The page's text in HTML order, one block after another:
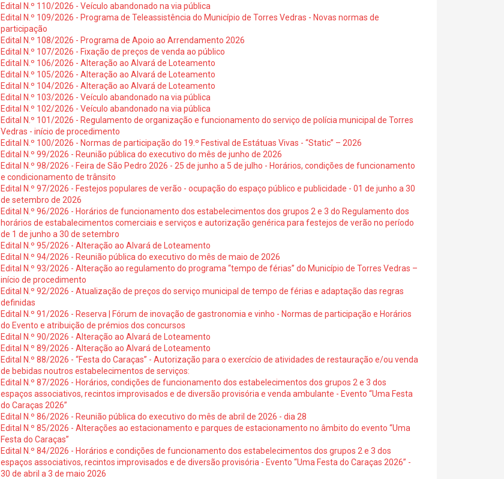
Edital N.º 110/2026 - Veículo abandonado na via pública
Edital N.º 109/2026 - Programa de Teleassistência do Município de Torres Vedras - Novas normas de
participação
Edital N.º 108/2026 - Programa de Apoio ao Arrendamento 2026
Edital N.º 107/2026 - Fixação de preços de venda ao público
Edital N.º 106/2026 - Alteração ao Alvará de Loteamento
Edital N.º 105/2026 - Alteração ao Alvará de Loteamento
Edital N.º 104/2026 - Alteração ao Alvará de Loteamento
Edital N.º 103/2026 - Veículo abandonado na via pública
Edital N.º 102/2026 - Veículo abandonado na via pública
Edital N.º 101/2026 - Regulamento de organização e funcionamento do serviço de polícia municipal de Torres
Vedras - início de procedimento
Edital N.º 100/2026 - Normas de participação do 19.º Festival de Estátuas Vivas - “Static” – 2026
Edital N.º 99/2026 - Reunião pública do executivo do mês de junho de 2026
Edital N.º 98/2026 - Feira de São Pedro 2026 - 25 de junho a 5 de julho - Horários, condições de funcionamento
e condicionamento de trânsito
Edital N.º 97/2026 - Festejos populares de verão - ocupação do espaço público e publicidade - 01 de junho a 30
de setembro de 2026
Edital N.º 96/2026 - Horários de funcionamento dos estabelecimentos dos grupos 2 e 3 do Regulamento dos
horários de estabalecimentos comerciais e serviços e autorização genérica para festejos de verão no período
de 1 de junho a 30 de setembro
Edital N.º 95/2026 - Alteração ao Alvará de Loteamento
Edital N.º 94/2026 - Reunião pública do executivo do mês de maio de 2026
Edital N.º 93/2026 - Alteração ao regulamento do programa “tempo de férias” do Município de Torres Vedras –
início de procedimento
Edital N.º 92/2026 - Atualização de preços do serviço municipal de tempo de férias e adaptação das regras
definidas
Edital N.º 91/2026 - Reserva | Fórum de inovação de gastronomia e vinho - Normas de participação e Horários
do Evento e atribuição de prémios dos concursos
Edital N.º 90/2026 - Alteração ao Alvará de Loteamento
Edital N.º 89/2026 - Alteração ao Alvará de Loteamento
Edital N.º 88/2026 - “Festa do Caraças” - Autorização para o exercício de atividades de restauração e/ou venda
de bebidas noutros estabelecimentos de serviços:
Edital N.º 87/2026 - Horários, condições de funcionamento dos estabelecimentos dos grupos 2 e 3 dos
espaços associativos, recintos improvisados e de diversão provisória e venda ambulante - Evento “Uma Festa
do Caraças 2026”
Edital N.º 86/2026 - Reunião pública do executivo do mês de abril de 2026 - dia 28
Edital N.º 85/2026 - Alterações ao estacionamento e parques de estacionamento no âmbito do evento “Uma
Festa do Caraças”
Edital N.º 84/2026 - Horários e condições de funcionamento dos estabelecimentos dos grupos 2 e 3 dos
espaços associativos, recintos improvisados e de diversão provisória - Evento “Uma Festa do Caraças 2026” -
30 de abril a 3 de maio 2026